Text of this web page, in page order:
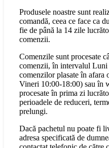
Produsele noastre sunt
comandă, ceea ce face ca
fie de până la 14 zile
comenzii.
Comenzile sunt procesate
comenzii, în intervalul
comenzilor plasate în
Vineri 10:00-18:00) sau în
procesate în prima zi
perioadele de reduceri,
prelungi.
Dacă pachetul nu poate fi
adresa specificată de